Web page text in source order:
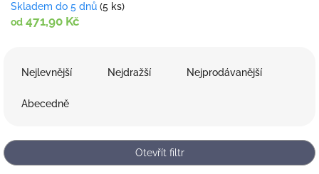
Skladem do 5 dnů (5 ks)
od 471,90 Kč
p
r
Nejlevnější Nejdražší Nejprodávanější
Abecedně
Otevřít filtr